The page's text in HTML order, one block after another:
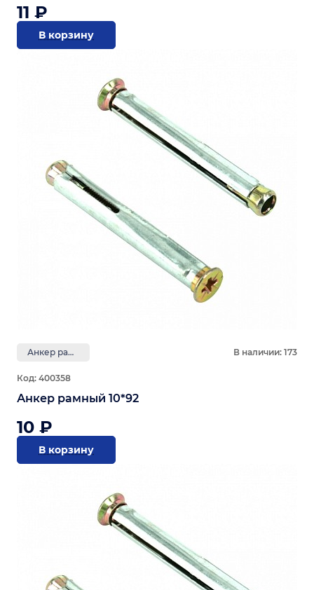
11 ₽
В корзину
Анкер рамный В наличии: 173
Код: 400358
Анкер рамный 10*92
10 ₽
В корзину